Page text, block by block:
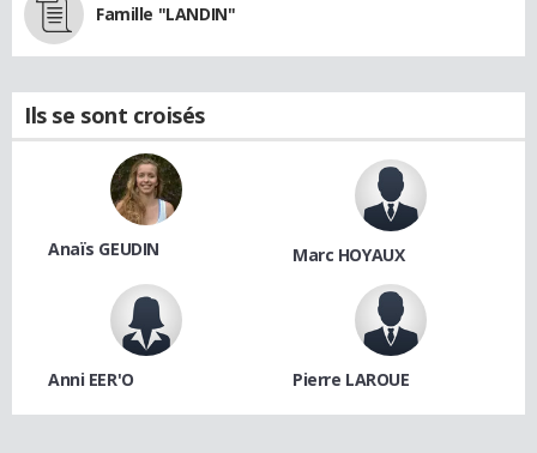
Famille "LANDIN"
Ils se sont croisés
Anaïs GEUDIN Marc HOYAUX
Anni EER'O Pierre LAROUE